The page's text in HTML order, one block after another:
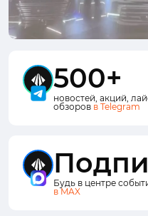
500+
новостей, акций,
обзоров в Telegram
Будь в центре
в MAX